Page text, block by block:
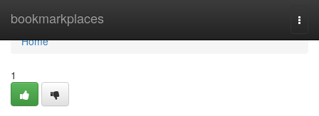
bookmarkplaces
Home
Home
1